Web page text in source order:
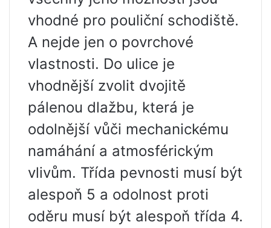
vhodné pro pouliční schodiště.
A nejde jen o povrchové
vlastnosti. Do ulice je
vhodnější zvolit dvojitě
pálenou dlažbu, která je
odolnější vůči mechanickému
namáhání a atmosférickým
vlivům. Třída pevnosti musí být
alespoň 5 a odolnost proti
oděru musí být alespoň třída 4.